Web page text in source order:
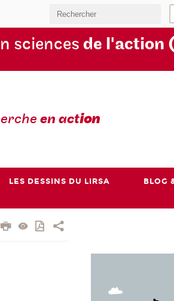
sciencesde l'action
en action
LES DESSINS DU LIRSA BLOG